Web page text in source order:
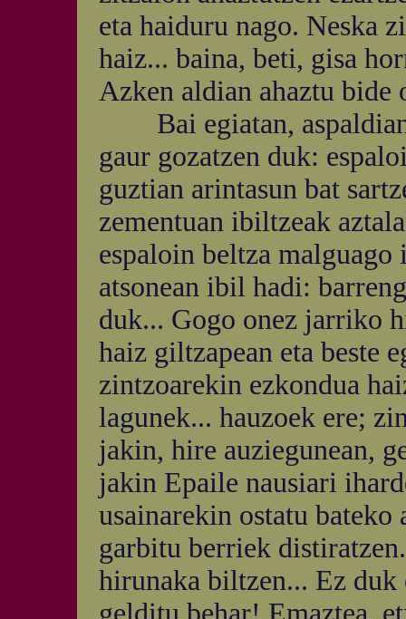
eta haiduru nago. Neska
haiz... baina, beti, gisa
Azken aldian ahaztu bide
Bai egiatan, aspaldian
gaur gozatzen duk:
guztian arintasun bat
zementuan ibiltzeak
espaloin beltza
atsonean ibil hadi:
duk... Gogo onez jarriko
haiz giltzapean eta beste
zintzoarekin ezkondua
lagunek... hauzoek ere;
jakin, hire auziegunean,
jakin Epaile nausiari
usainarekin ostatu
garbitu berriek
hirunaka biltzen... Ez duk